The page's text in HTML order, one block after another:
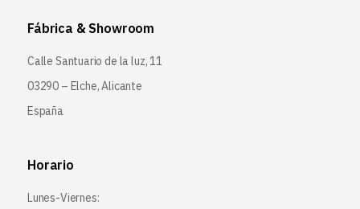
Fábrica & Showroom
Calle Santuario de la luz, 11
03290 – Elche, Alicante
España
Horario
Lunes-Viernes: